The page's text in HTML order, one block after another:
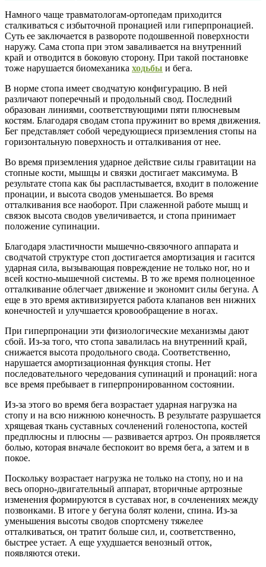
Намного чаще травматологам-ортопедам приходится
сталкиваться с избыточной пронацией или гиперпронацией.
Суть ее заключается в развороте подошвенной поверхности
наружу. Сама стопа при этом заваливается на внутренний
край и отводится в боковую сторону. При такой постановке
тоже нарушается биомеханика ходьбы и бега.
В норме стопа имеет сводчатую конфигурацию. В ней
различают поперечный и продольный свод. Последний
образован линиями, соответствующими пяти плюсневым
костям. Благодаря сводам стопа пружинит во время движения.
Бег представляет собой чередующиеся приземления стопы на
горизонтальную поверхность и отталкивания от нее.
Во время приземления ударное действие силы гравитации на
стопные кости, мышцы и связки достигает максимума. В
результате стопа как бы распластывается, входит в положение
пронации, и высота сводов уменьшается. Во время
отталкивания все наоборот. При слаженной работе мышц и
связок высота сводов увеличивается, и стопа принимает
положение супинации.
Благодаря эластичности мышечно-связочного аппарата и
сводчатой структуре стоп достигается амортизация и гасится
ударная сила, вызывающая повреждение не только ног, но и
всей костно-мышечной системы. В то же время полноценное
отталкивание облегчает движение и экономит силы бегуна. А
еще в это время активизируется работа клапанов вен нижних
конечностей и улучшается кровообращение в ногах.
При гиперпронации эти физиологические механизмы дают
сбой. Из-за того, что стопа завалилась на внутренний край,
снижается высота продольного свода. Соответственно,
нарушается амортизационная функция стопы. Нет
последовательного чередования супинаций и пронаций: нога
все время пребывает в гиперпронированном состоянии.
Из-за этого во время бега возрастает ударная нагрузка на
стопу и на всю нижнюю конечность. В результате разрушается
хрящевая ткань суставных сочленений голеностопа, костей
предплюсны и плюсны — развивается артроз. Он проявляется
болью, которая вначале беспокоит во время бега, а затем и в
покое.
Поскольку возрастает нагрузка не только на стопу, но и на
весь опорно-двигательный аппарат, вторичные артрозные
изменения формируются в суставах ног, в сочленениях между
позвонками. В итоге у бегуна болят колени, спина. Из-за
уменьшения высоты сводов спортсмену тяжелее
отталкиваться, он тратит больше сил, и, соответственно,
быстрее устает. А еще ухудшается венозный отток,
появляются отеки.